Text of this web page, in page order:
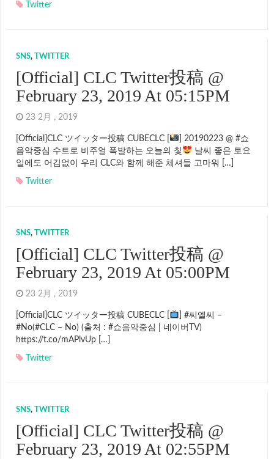
Twitter
SNS, TWITTER
[Official] CLC Twitter投稿 @
February 23, 2019 At 05:15PM
23 2月 , 2019
[Official]CLC ツイッター投稿 CUBECLC [
] 20190223 @ #쇼
음악중심 수트로 비주얼 폭발하는 오늘의 칯
날씨 좋은 토요
일에도 어김없이 우리 CLC와 함께 해준 체셔들 고마워 […]
Twitter
SNS, TWITTER
[Official] CLC Twitter投稿 @
February 23, 2019 At 05:00PM
23 2月 , 2019
[Official]CLC ツイッター投稿 CUBECLC [
] #씨엘씨 –
#No(#CLC – No) (출처 : #쇼음악중심 | 네이버TV)
https://t.co/mAPlvUp […]
Twitter
SNS, TWITTER
[Official] CLC Twitter投稿 @
February 23, 2019 At 02:55PM